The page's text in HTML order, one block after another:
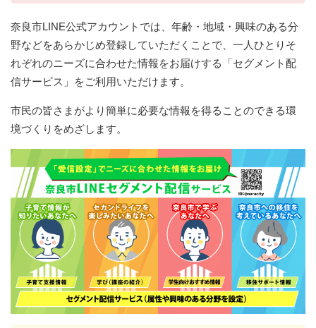
奈良市LINE公式アカウントでは、年齢・地域・興味のある分
野などをあらかじめ登録していただくことで、一人ひとりそ
れぞれのニーズに合わせた情報をお届けする「セグメント配
信サービス」をご利用いただけます。
市民の皆さまがより簡単に必要な情報を得ることのできる環
境づくりをめざします。